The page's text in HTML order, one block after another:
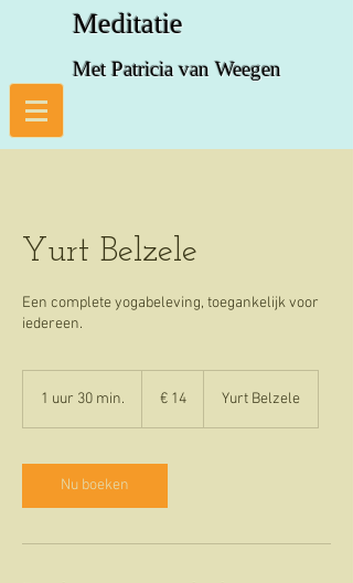
Meditatie
Met Patricia van Weegen
Yurt Belzele
Een complete yogabeleving, toegankelijk voor
iedereen.
1 uur 30 min.
3
0
m
n
€ 14 Yurt Belzele
Nu boeken